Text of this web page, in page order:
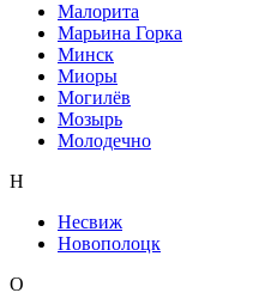
Малорита
Марьина Горка
Минск
Миоры
Могилёв
Мозырь
Молодечно
Н
Несвиж
Новополоцк
О